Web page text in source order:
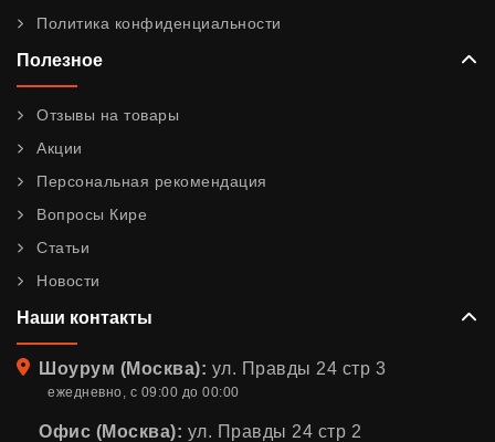
Политика конфиденциальности
Полезное
Отзывы на товары
Акции
Персональная рекомендация
Вопросы Кире
Статьи
Новости
Наши контакты
Адрес
Шоурум (Москва): ул. Правды 24 стр 3
ежедневно, с 09:00 до 00:00
Офис (Москва): ул. Правды 24 стр 2